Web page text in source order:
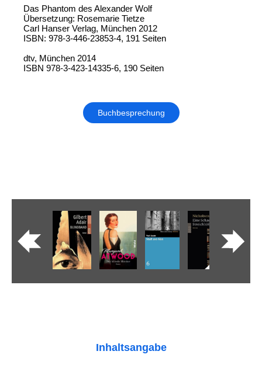
Das Phantom des Alexander Wolf
Übersetzung: Rosemarie Tietze
Carl Hanser Verlag, München 2012
ISBN: 978-3-446-23853-4, 191 Seiten
dtv, München 2014
ISBN 978-3-423-14335-6, 190 Seiten
Buchbesprechung
Inhaltsangabe